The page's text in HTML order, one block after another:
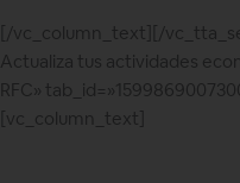
[/vc_column_text][/
Actualiza tus actividades
RFC»
[vc_column_text]